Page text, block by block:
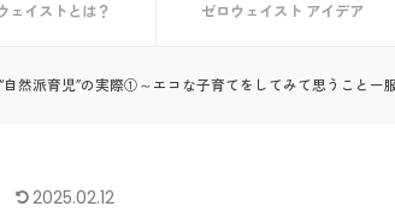
ェイストとは？
言
ゼロウェイスト アイデア
“自然派育児”の実際①～エコな子育てをしてみて思うことー
2025.02.12